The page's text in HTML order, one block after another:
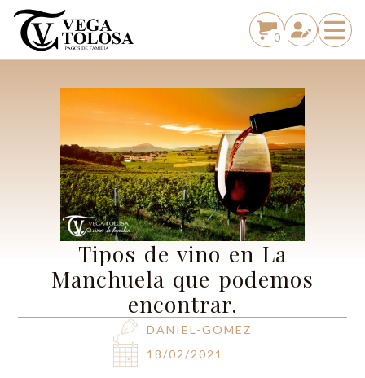
0
Tipos de vino en La
Manchuela que podemos
encontrar.
DANIEL-GOMEZ
18/02/2021